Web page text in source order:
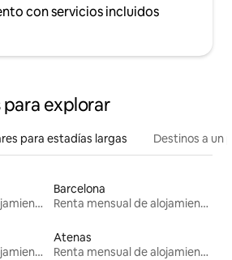
con servicios incluidos
explorar
para estadías largas Destinos a un
Renta mensual de alojamientos
Barcelona
Renta mensual de alojamientos
Renta mensual de alojamientos
Atenas
Renta mensual de alojamientos